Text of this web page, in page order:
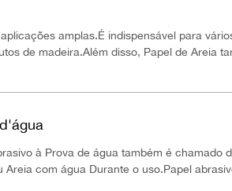
amplas.É indispensável para
de madeira.Além disso, Papel de Areia
à Prova de água também é chamado
com água Durante o uso.Papel